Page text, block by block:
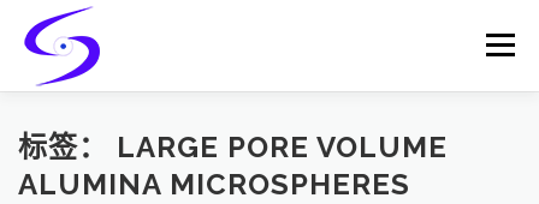
content
Menu
HOME PRODUCTS CATALYST-CARRIER
标签： LARGE PORE VOLUME
ALUMINA MICROSPHERES